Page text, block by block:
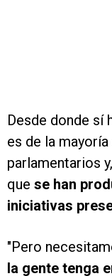
Desde donde sí
es de la
parlamentarios
que se han
iniciativas
"Pero
la gente tenga